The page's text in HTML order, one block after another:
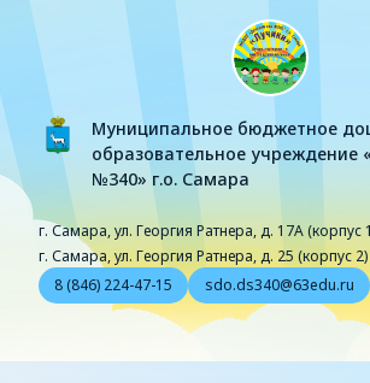
Муниципальное бюджетное
образовательное учреждение
№340» г.о. Самара
г. Самара, ул. Георгия Ратнера, д. 17А (корпус
г. Самара, ул. Георгия Ратнера, д. 25 (корпус 2)
8 (846) 224-47-15
sdo.ds340@63edu.ru